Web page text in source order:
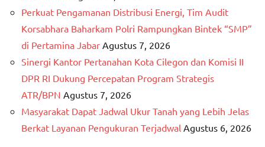
Perkuat Pengamanan Distribusi Energi, Tim Audit
Korsabhara Baharkam Polri Rampungkan Bintek “SMP”
di Pertamina Jabar Agustus 7, 2026
Sinergi Kantor Pertanahan Kota Cilegon dan Komisi II
DPR RI Dukung Percepatan Program Strategis
ATR/BPN Agustus 7, 2026
Masyarakat Dapat Jadwal Ukur Tanah yang Lebih Jelas
Berkat Layanan Pengukuran Terjadwal Agustus 6, 2026